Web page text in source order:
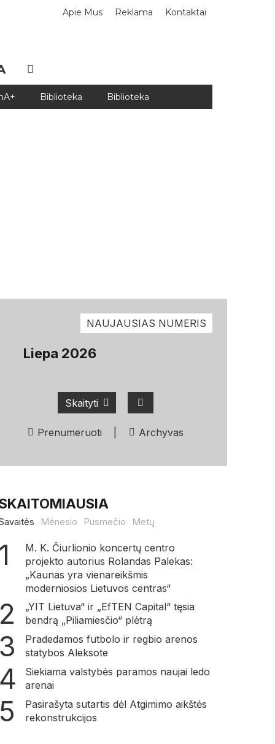
Apie Mus Reklama Kontaktai
Biblioteka Biblioteka
NAUJAUSIAS NUMERIS
Liepa 2026
Skaityti
Prenumeruoti Archyvas
Mėnesio Pusmečio Metų
M. K. Čiurlionio koncertų centro
projekto autorius Rolandas Palekas:
„Kaunas yra vienareikšmis
moderniosios Lietuvos centras“
„YIT Lietuva“ ir „EfTEN Capital“ tęsia
bendrą „Piliamiesčio“ plėtrą
Pradedamos futbolo ir regbio arenos
statybos Aleksote
Siekiama valstybės paramos naujai ledo
arenai
Pasirašyta sutartis dėl Atgimimo aikštės
rekonstrukcijos